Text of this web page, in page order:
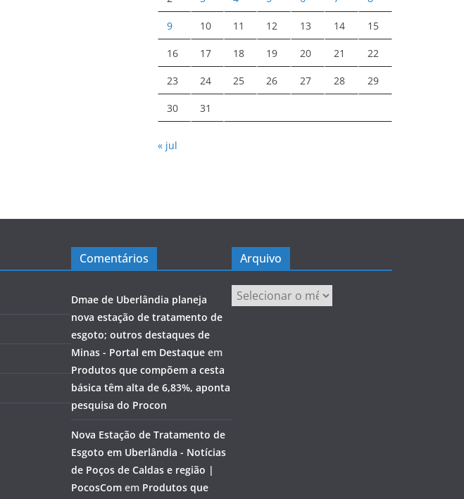
9 10 11 12 13 14 15
16 17 18 19 20 21 22
23 24 25 26 27 28 29
30 31
« jul
Comentários
Dmae de Uberlândia planeja
nova estação de tratamento de
esgoto; outros destaques de
Minas - Portal em Destaque em
Produtos que compõem a cesta
básica têm alta de 6,83%, aponta
pesquisa do Procon
Nova Estação de Tratamento de
Esgoto em Uberlândia - Notícias
de Poços de Caldas e região |
PocosCom em Produtos que
Arquivo
Arquivo